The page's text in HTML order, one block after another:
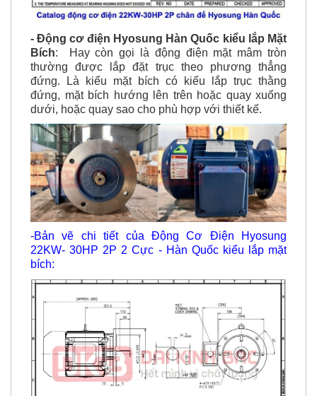
- Động cơ điện Hyosung Hàn Quốc kiểu lắp Mặt
Bích: Hay còn gọi là động điện mặt mâm tròn
thường được lắp đặt trục theo phương thẳng
đứng.
Là kiểu mặt bích có kiểu lắp trục thằng
đứng, mặt bích hướng lên trên hoặc quay xuống
dưới, hoặc quay sao cho phù hợp với thiết kế.
-Bản vẽ chi tiết của Động Cơ Điện Hyosung
22KW- 30HP 2P 2 Cực - Hàn Quốc kiểu lắp mặt
bích: